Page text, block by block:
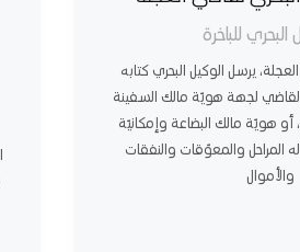
البحري للباخرة
يرسل الوكيل البحري كتابه
لجهة هويّة مالك السفينة
أو هويّة مالك البضاعة وإمكانيّة
المراحل والمعوّقات والنفقات
والأموال